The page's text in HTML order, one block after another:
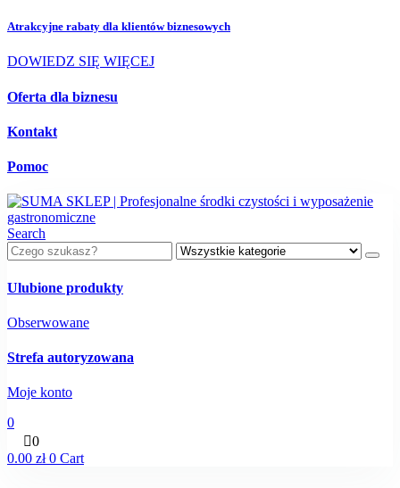
Atrakcyjne rabaty dla klientów biznesowych
DOWIEDZ SIĘ WIĘCEJ
Oferta dla biznesu
Kontakt
Pomoc
Search
Ulubione produkty
Obserwowane
Strefa autoryzowana
Moje konto
0
0
0.00 zł 0 Cart